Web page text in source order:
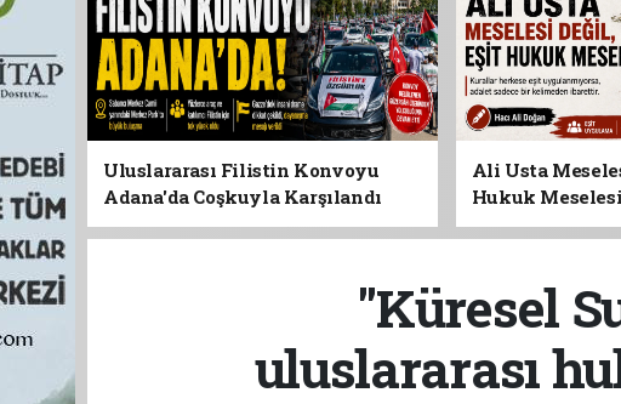
Uluslararası Filistin Konvoyu
Adana'da Coşkuyla Karşılandı
Ali Usta
Hukuk Meselesi
"Küresel
uluslararası